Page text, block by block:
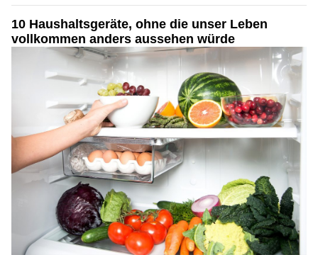
10 Haushaltsgeräte, ohne die unser Leben
vollkommen anders aussehen würde